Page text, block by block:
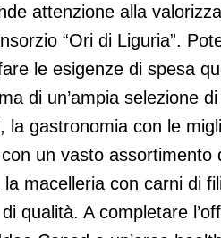
attenzione alla
“Ori di Liguria”.
le esigenze di spesa
di un’ampia selezione
la gastronomia con le
un vasto assortimento
macelleria con carni di
qualità. A completare